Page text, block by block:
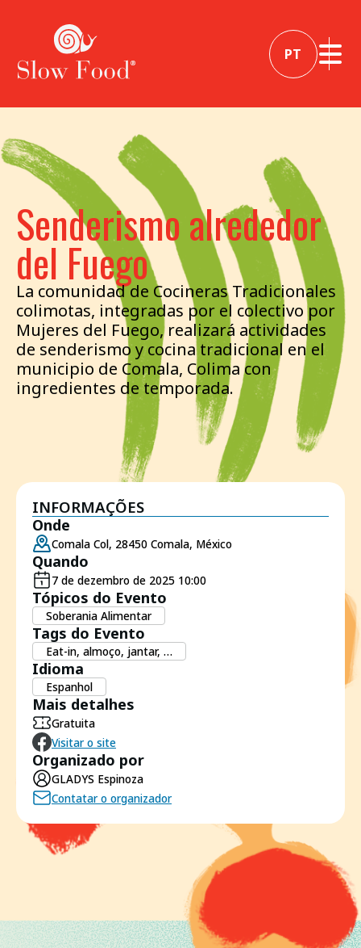
PT
Senderismo alrededor
del Fuego
La comunidad de Cocineras Tradicionales
colimotas, integradas por el colectivo por
Mujeres del Fuego, realizará actividades
de senderismo y cocina tradicional en el
municipio de Comala, Colima con
ingredientes de temporada.
INFORMAÇÕES
Onde
Comala Col, 28450 Comala, México
Quando
7 de dezembro de 2025 10:00
Tópicos do Evento
Soberania Alimentar
Tags do Evento
Eat-in, almoço, jantar, …
Idioma
Espanhol
Mais detalhes
Gratuita
Visitar o site
Organizado por
GLADYS Espinoza
Contatar o organizador